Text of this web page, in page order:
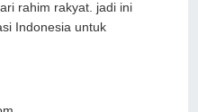
rahim rakyat. jadi ini
Indonesia untuk